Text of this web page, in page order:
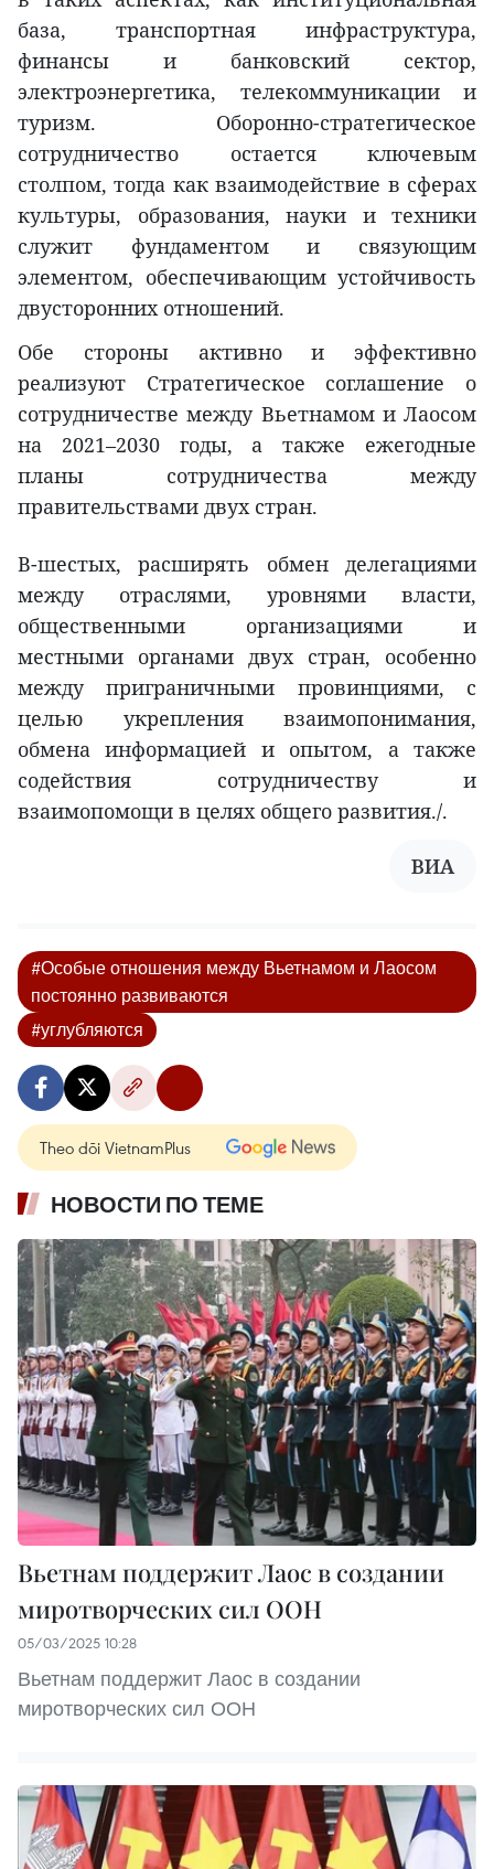
база, транспортная инфраструктура,
финансы и банковский сектор,
электроэнергетика, телекоммуникации и
туризм. Оборонно-стратегическое
сотрудничество остается ключевым
столпом, тогда как взаимодействие в сферах
культуры, образования, науки и техники
служит фундаментом и связующим
элементом, обеспечивающим устойчивость
двусторонних отношений.
Обе стороны активно и эффективно
реализуют Стратегическое соглашение о
сотрудничестве между Вьетнамом и Лаосом
на 2021–2030 годы, а также ежегодные
планы сотрудничества между
правительствами двух стран.
В-шестых, расширять обмен делегациями
между отраслями, уровнями власти,
общественными организациями и
местными органами двух стран, особенно
между приграничными провинциями, с
целью укрепления взаимопонимания,
обмена информацией и опытом, а также
содействия сотрудничеству и
взаимопомощи в целях общего развития./.
ВИА
#Особые отношения между Вьетнамом и Лаосом
постоянно развиваются
#углубляются
Theo dõi VietnamPlus
НОВОСТИ ПО ТЕМЕ
Вьетнам поддержит Лаос в создании
миротворческих сил ООН
05/03/2025 10:28
Вьетнам поддержит Лаос в создании
миротворческих сил ООН